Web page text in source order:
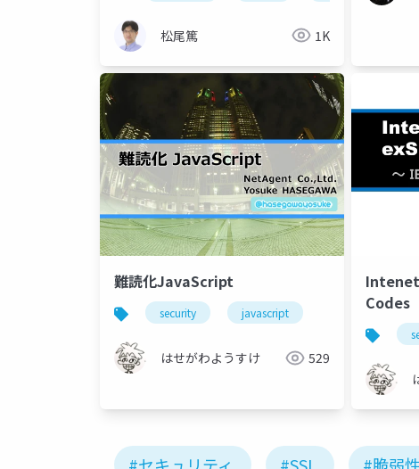
松尾篤 1K
難読化JavaScript
security javascript
はせがわようすけ 529
Intenet Explorer exSpoilt Milk
Codes